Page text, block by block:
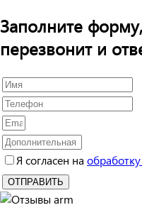
Заполните
перезвонит и
Я согласен на